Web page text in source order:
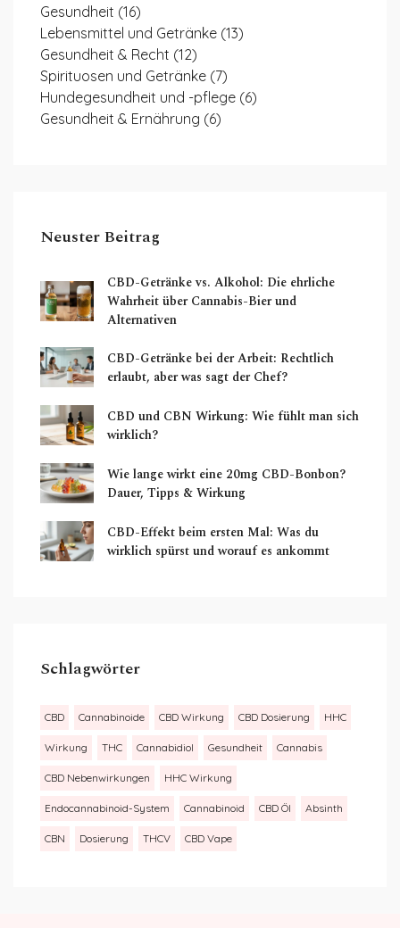
Gesundheit (16)
Lebensmittel und Getränke (13)
Gesundheit & Recht (12)
Spirituosen und Getränke (7)
Hundegesundheit und -pflege (6)
Gesundheit & Ernährung (6)
Neuster Beitrag
CBD-Getränke vs. Alkohol: Die ehrliche
Wahrheit über Cannabis-Bier und
Alternativen
CBD-Getränke bei der Arbeit: Rechtlich
erlaubt, aber was sagt der Chef?
CBD und CBN Wirkung: Wie fühlt man sich
wirklich?
Wie lange wirkt eine 20mg CBD-Bonbon?
Dauer, Tipps & Wirkung
CBD-Effekt beim ersten Mal: Was du
wirklich spürst und worauf es ankommt
Schlagwörter
CBD Cannabinoide CBD Wirkung CBD Dosierung HHC
Wirkung THC Cannabidiol Gesundheit Cannabis
CBD Nebenwirkungen HHC Wirkung
Endocannabinoid-System Cannabinoid CBD Öl Absinth
CBN Dosierung THCV CBD Vape